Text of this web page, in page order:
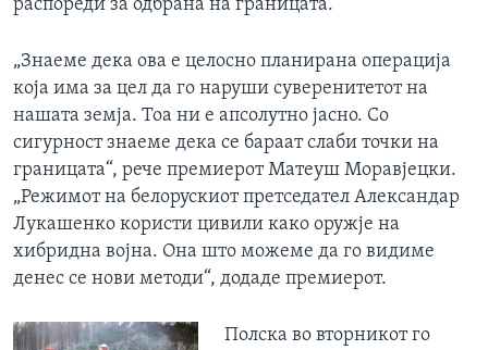
распореди за одбрана на границата.
„Знаеме дека ова е целосно планирана операција
која има за цел да го наруши суверенитетот на
нашата земја. Тоа ни е апсолутно јасно. Со
сигурност знаеме дека се бараат слаби точки на
границата“, рече премиерот Матеуш Моравјецки.
„Режимот на белорускиот претседател Александар
Лукашенко користи цивили како оружје на
хибридна војна. Она што можеме да го видиме
денес се нови методи“, додаде премиерот.
Полска во вторникот го